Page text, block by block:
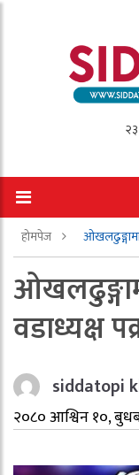
होमपेज ओखलढुङ्गामा
वडाध्यक्ष
siddatopi
२०८० आश्विन १०,